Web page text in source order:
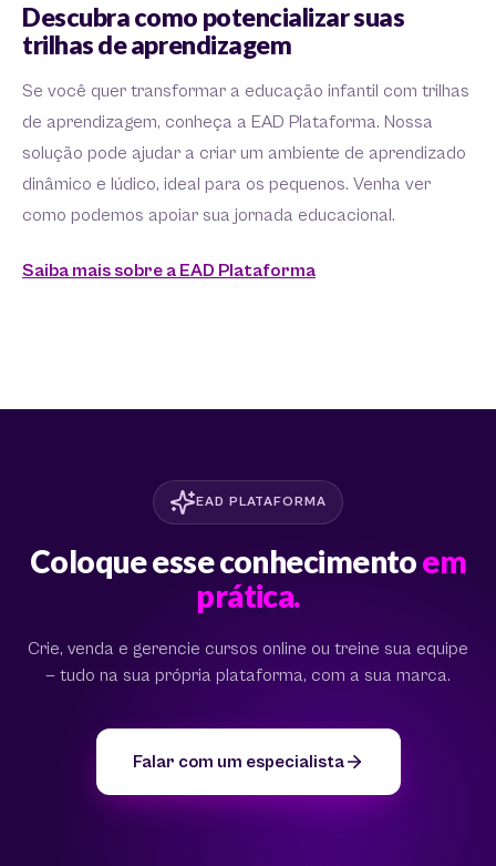
Descubra como potencializar suas
trilhas de aprendizagem
Se você quer transformar a educação infantil com trilhas
de aprendizagem, conheça a EAD Plataforma. Nossa
solução pode ajudar a criar um ambiente de aprendizado
dinâmico e lúdico, ideal para os pequenos. Venha ver
como podemos apoiar sua jornada educacional.
Saiba mais sobre a EAD Plataforma
EAD PLATAFORMA
Coloque esse conhecimentoem
prática.
Crie, venda e gerencie cursos online ou treine sua equipe
— tudo na sua própria plataforma, com a sua marca.
Falar com um especialista